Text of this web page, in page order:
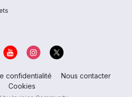
confidentialité
Nous contacter
Cookies